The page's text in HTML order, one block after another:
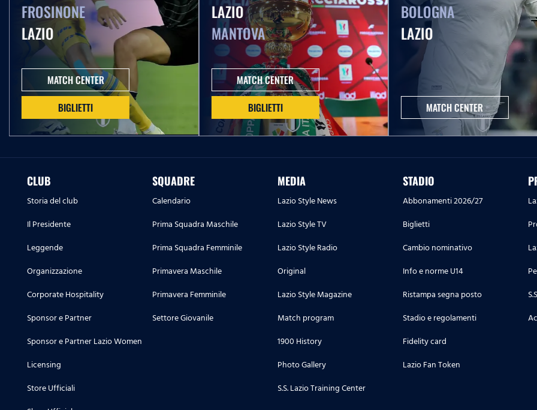
FROSINONE
LAZIO
MATCH CENTER
BIGLIETTI
LAZIO
MANTOVA
MATCH CENTER
BIGLIETTI
BOLOGNA
LAZIO
MATCH CENTER
CLUB
Storia del club
Il Presidente
Leggende
Organizzazione
Corporate Hospitality
Sponsor e Partner
Sponsor e Partner Lazio Women
Licensing
Store Ufficiali
SQUADRE
Calendario
Prima Squadra Maschile
Prima Squadra Femminile
Primavera Maschile
Primavera Femminile
Settore Giovanile
MEDIA
Lazio Style News
Lazio Style TV
Lazio Style Radio
Original
Lazio Style Magazine
Match program
1900 History
Photo Gallery
S.S. Lazio Training Center
STADIO
Abbonamenti 2026/27
Biglietti
Cambio nominativo
Info e norme U14
Ristampa segna posto
Stadio e regolamenti
Fidelity card
Lazio Fan Token